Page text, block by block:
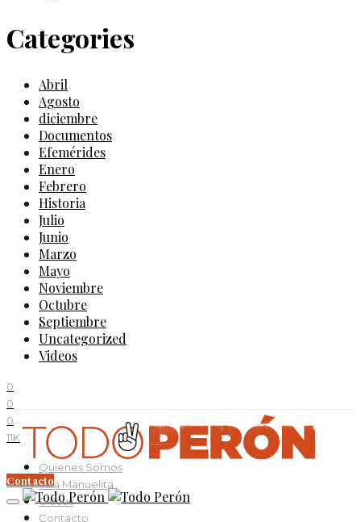
Categories
Abril
Agosto
diciembre
Documentos
Efemérides
Enero
Febrero
Historia
Julio
Junio
Marzo
Mayo
Noviembre
Octubre
Septiembre
Uncategorized
Videos
0
0
0
11K
Quienes Somos
Villa Manuelita
Ciccus
Contacto
Contacto